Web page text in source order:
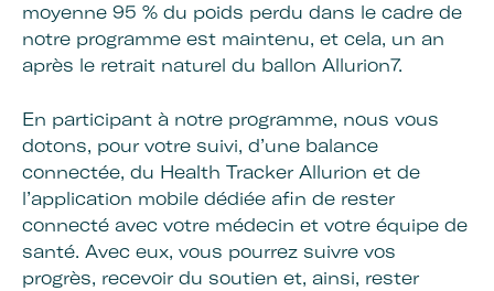
moyenne 95 % du poids perdu dans le cadre de
notre programme est maintenu, et cela, un an
après le retrait naturel du ballon Allurion7.
En participant à notre programme, nous vous
dotons, pour votre suivi, d’une balance
connectée, du Health Tracker Allurion et de
l’application mobile dédiée afin de rester
connecté avec votre médecin et votre équipe de
santé. Avec eux, vous pourrez suivre vos
progrès, recevoir du soutien et, ainsi, rester